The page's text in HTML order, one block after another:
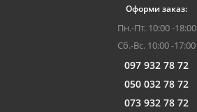
Оформи заказ:
Пн.-Пт. 10:00 -18:00
Сб.-Вс. 10:00 -17:00
097 932 78 72
050 032 78 72
073 932 78 72